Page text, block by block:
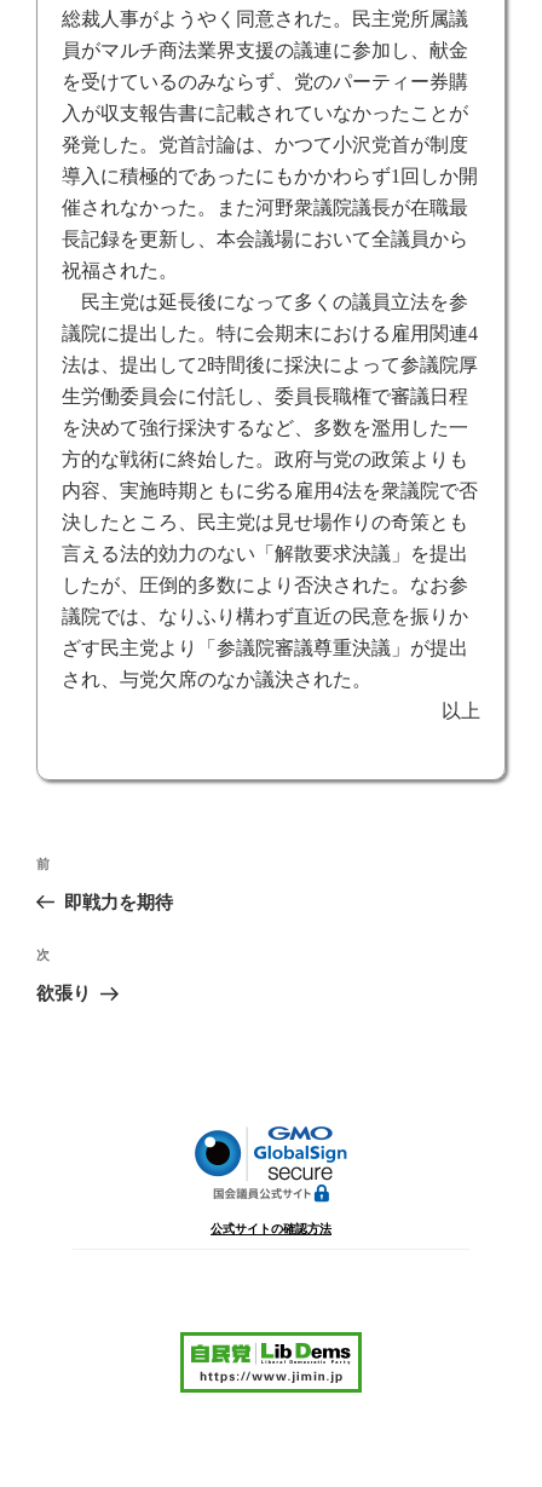
総裁人事がようやく同意された。民主党所属議
員がマルチ商法業界支援の議連に参加し、献金
を受けているのみならず、党のパーティー券購
入が収支報告書に記載されていなかったことが
発覚した。党首討論は、かつて小沢党首が制度
導入に積極的であったにもかかわらず1 回しか開
催されなかった。また河野衆議院議長が在職最
長記録を更新し、本会議場において全議員から
祝福された。
民主党は延長後になって多くの議員立法を参
議院に提出した。特に会期末における雇用関連4
法は、提出して2時間後に採決によって参議院厚
生労働委員会に付託し、委員長職権で審議日程
を決めて強行採決するなど、多数を濫用した一
方的な戦術に終始した。政府与党の政策よりも
内容、実施時期ともに劣る雇用4法を衆議院で否
決したところ、民主党は見せ場作りの奇策とも
言える法的効力のない「解散要求決議」を提出
したが、圧倒的多数により否決された。なお参
議院では、なりふり構わず直近の民意を振りか
ざす民主党より「参議院審議尊重決議」が提出
され、与党欠席のなか議決された。
以上
投
ビ
ゲ
前
の
稿
前
即戦力を期待
次
の
次
欲張り
公式サイトの確認方法